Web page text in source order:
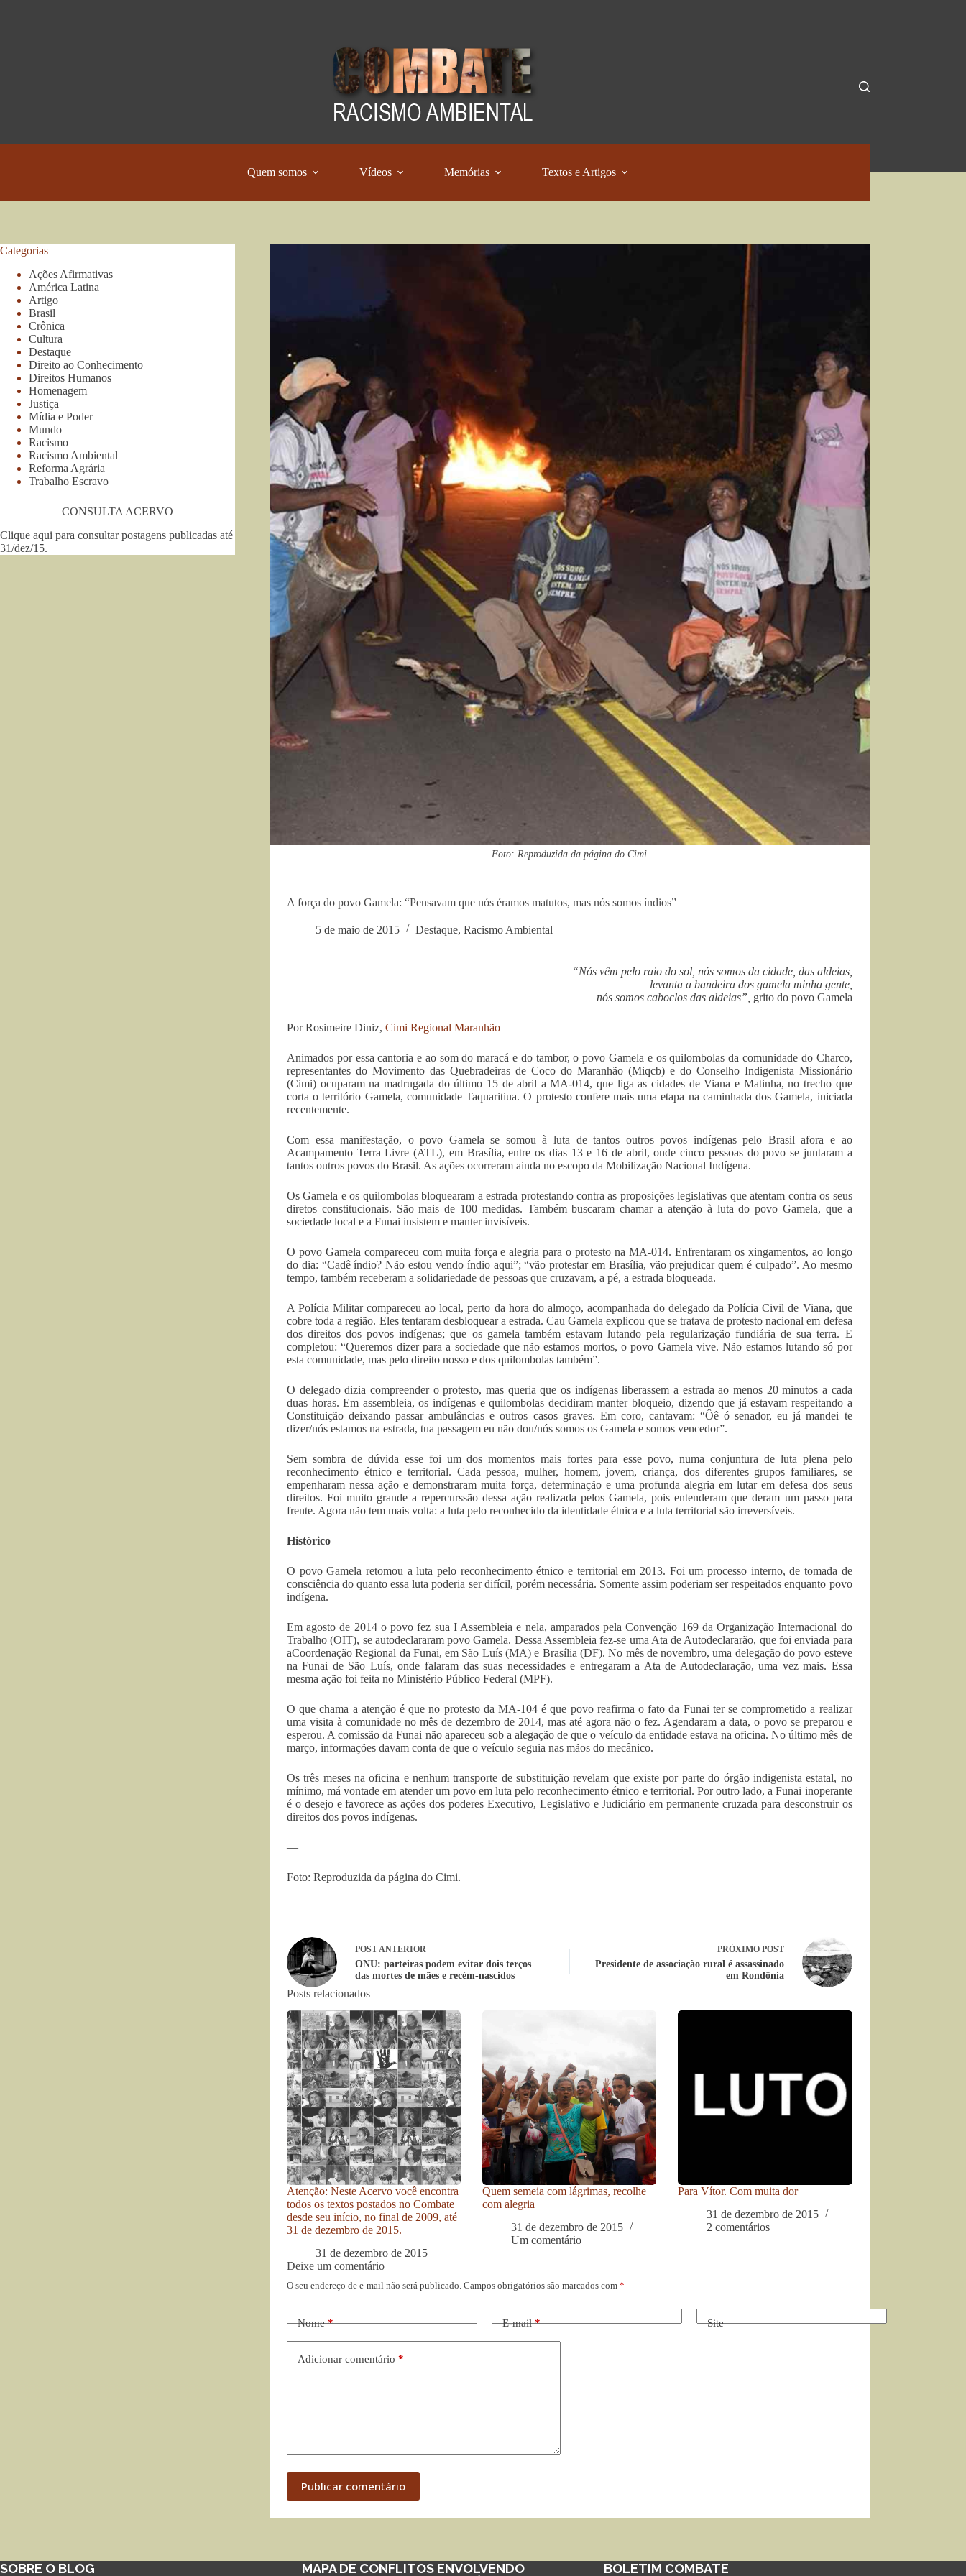
Quem somos Vídeos Memórias Textos e Artigos
Foto: Reproduzida da página do Cimi
A força do povo Gamela: “Pensavam que nós éramos matutos, mas nós somos índios”
5 de maio de 2015 Destaque, Racismo Ambiental
“Nós vêm pelo raio do sol, nós somos da cidade, das aldeias,
levanta a bandeira dos gamela minha gente,
nós somos caboclos das aldeias”, grito do povo Gamela
Por Rosimeire Diniz, Cimi Regional Maranhão
Animados por essa cantoria e ao som do maracá e do tambor, o povo Gamela e os quilombolas da comunidade do Charco,
representantes do Movimento das Quebradeiras de Coco do Maranhão (Miqcb) e do Conselho Indigenista Missionário
(Cimi) ocuparam na madrugada do último 15 de abril a MA-014, que liga as cidades de Viana e Matinha, no trecho que
corta o território Gamela, comunidade Taquaritiua. O protesto confere mais uma etapa na caminhada dos Gamela, iniciada
recentemente.
Com essa manifestação, o povo Gamela se somou à luta de tantos outros povos indígenas pelo Brasil afora e ao
Acampamento Terra Livre (ATL), em Brasília, entre os dias 13 e 16 de abril, onde cinco pessoas do povo se juntaram a
tantos outros povos do Brasil. As ações ocorreram ainda no escopo da Mobilização Nacional Indígena.
Os Gamela e os quilombolas bloquearam a estrada protestando contra as proposições legislativas que atentam contra os seus
diretos constitucionais. São mais de 100 medidas. Também buscaram chamar a atenção à luta do povo Gamela, que a
sociedade local e a Funai insistem e manter invisíveis.
O povo Gamela compareceu com muita força e alegria para o protesto na MA-014. Enfrentaram os xingamentos, ao longo
do dia: “Cadê índio? Não estou vendo índio aqui”; “vão protestar em Brasília, vão prejudicar quem é culpado”. Ao mesmo
tempo, também receberam a solidariedade de pessoas que cruzavam, a pé, a estrada bloqueada.
A Polícia Militar compareceu ao local, perto da hora do almoço, acompanhada do delegado da Polícia Civil de Viana, que
cobre toda a região. Eles tentaram desbloquear a estrada. Cau Gamela explicou que se tratava de protesto nacional em defesa
dos direitos dos povos indígenas; que os gamela também estavam lutando pela regularização fundiária de sua terra. E
completou: “Queremos dizer para a sociedade que não estamos mortos, o povo Gamela vive. Não estamos lutando só por
esta comunidade, mas pelo direito nosso e dos quilombolas também”.
O delegado dizia compreender o protesto, mas queria que os indígenas liberassem a estrada ao menos 20 minutos a cada
duas horas. Em assembleia, os indígenas e quilombolas decidiram manter bloqueio, dizendo que já estavam respeitando a
Constituição deixando passar ambulâncias e outros casos graves. Em coro, cantavam: “Ôê ó senador, eu já mandei te
dizer/nós estamos na estrada, tua passagem eu não dou/nós somos os Gamela e somos vencedor”.
Sem sombra de dúvida esse foi um dos momentos mais fortes para esse povo, numa conjuntura de luta plena pelo
reconhecimento étnico e territorial. Cada pessoa, mulher, homem, jovem, criança, dos diferentes grupos familiares, se
empenharam nessa ação e demonstraram muita força, determinação e uma profunda alegria em lutar em defesa dos seus
direitos. Foi muito grande a repercurssão dessa ação realizada pelos Gamela, pois entenderam que deram um passo para
frente. Agora não tem mais volta: a luta pelo reconhecido da identidade étnica e a luta territorial são irreversíveis.
Histórico
O povo Gamela retomou a luta pelo reconhecimento étnico e territorial em 2013. Foi um processo interno, de tomada de
consciência do quanto essa luta poderia ser difícil, porém necessária. Somente assim poderiam ser respeitados enquanto povo
indígena.
Em agosto de 2014 o povo fez sua I Assembleia e nela, amparados pela Convenção 169 da Organização Internacional do
Trabalho (OIT), se autodeclararam povo Gamela. Dessa Assembleia fez-se uma Ata de Autodeclararão, que foi enviada para
aCoordenação Regional da Funai, em São Luís (MA) e Brasília (DF). No mês de novembro, uma delegação do povo esteve
na Funai de São Luís, onde falaram das suas necessidades e entregaram a Ata de Autodeclaração, uma vez mais. Essa
mesma ação foi feita no Ministério Público Federal (MPF).
O que chama a atenção é que no protesto da MA-104 é que povo reafirma o fato da Funai ter se comprometido a realizar
uma visita à comunidade no mês de dezembro de 2014, mas até agora não o fez. Agendaram a data, o povo se preparou e
esperou. A comissão da Funai não apareceu sob a alegação de que o veículo da entidade estava na oficina. No último mês de
março, informações davam conta de que o veículo seguia nas mãos do mecânico.
Os três meses na oficina e nenhum transporte de substituição revelam que existe por parte do órgão indigenista estatal, no
mínimo, má vontade em atender um povo em luta pelo reconhecimento étnico e territorial. Por outro lado, a Funai inoperante
é o desejo e favorece as ações dos poderes Executivo, Legislativo e Judiciário em permanente cruzada para desconstruir os
direitos dos povos indígenas.
—
Foto: Reproduzida da página do Cimi.
POSTANTERIOR
ONU: parteiras podem evitar dois terços
das mortes de mães e recém-nascidos
PRÓXIMO POST
Presidente de associação rural é assassinado
em Rondônia
Posts relacionados
Atenção: Neste Acervo você encontra
todos os textos postados no Combate
desde seu início, no final de 2009, até
31 de dezembro de 2015.
31 de dezembro de 2015
Quem semeia com lágrimas, recolhe
com alegria
31 de dezembro de 2015
Um comentário
Para Vítor. Com muita dor
31 de dezembro de 2015
2 comentários
Deixe um comentário
O seu endereço de e-mail não será publicado. Campos obrigatórios são marcados com *
Nome* E-mail* Site
Adicionar comentário *
Publicar comentário
Categorias
Ações Afirmativas
América Latina
Artigo
Brasil
Crônica
Cultura
Destaque
Direito ao Conhecimento
Direitos Humanos
Homenagem
Justiça
Mídia e Poder
Mundo
Racismo
Racismo Ambiental
Reforma Agrária
Trabalho Escravo
CONSULTA ACERVO
Clique aqui para consultar postagens publicadas até
31/dez/15.
SOBRE O BLOG MAPA DE CONFLITOS ENVOLVENDO BOLETIM COMBATE